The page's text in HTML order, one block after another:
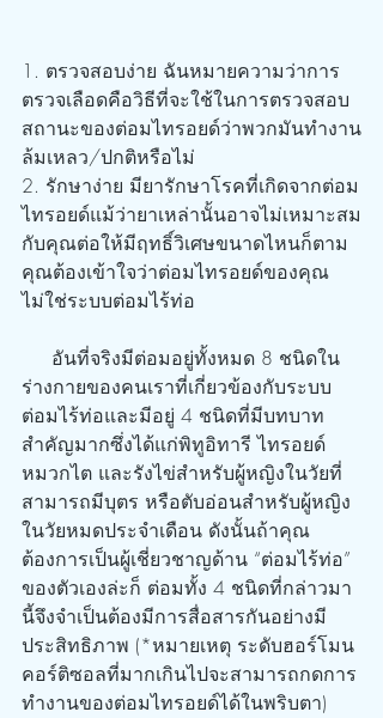
1. ตรวจสอบง่าย ฉันหมายความว่าการ
ตรวจเลือดคือวิธีที่จะใช้ในการตรวจสอบ
สถานะของต่อมไทรอยด์ว่าพวกมันทำงาน
ล้มเหลว/ปกติหรือไม่
2. รักษาง่าย มียารักษาโรคที่เกิดจากต่อม
ไทรอยด์แม้ว่ายาเหล่านั้นอาจไม่เหมาะสม
กับคุณต่อให้มีฤทธิ์วิเศษขนาดไหนก็ตาม
คุณต้องเข้าใจว่าต่อมไทรอยด์ของคุณ
ไม่ใช่ระบบต่อมไร้ท่อ
ร่างกายของคนเราที่เกี่ยวข้องกับระบบ
ต่อมไร้ท่อและมีอยู่ 4 ชนิดที่มีบทบาท
สำคัญมากซึ่งได้แก่พิทูอิทารี ไทรอยด์
หมวกไต และรังไข่สำหรับผู้หญิงในวัยที่
สามารถมีบุตร หรือตับอ่อนสำหรับผู้หญิง
ในวัยหมดประจำเดือน ดังนั้นถ้าคุณ
ต้องการเป็นผู้เชี่ยวชาญด้าน “ต่อมไร้ท่อ”
ของตัวเองล่ะก็ ต่อมทั้ง 4 ชนิดที่กล่าวมา
นี้จึงจำเป็นต้องมีการสื่อสารกันอย่างมี
ประสิทธิภาพ (*หมายเหตุ ระดับฮอร์โมน
คอร์ติซอลที่มากเกินไปจะสามารถกดการ
ทำงานของต่อมไทรอยด์ได้ในพริบตา)